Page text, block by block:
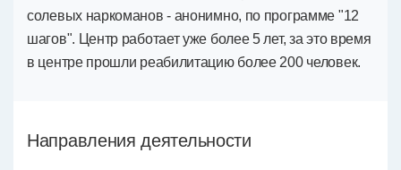
солевых наркоманов - анонимно, по программе "12
шагов". Центр работает уже более 5 лет, за это время
в центре прошли реабилитацию более 200 человек.
Направления деятельности